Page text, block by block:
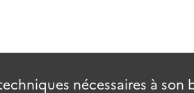
nécessaires à